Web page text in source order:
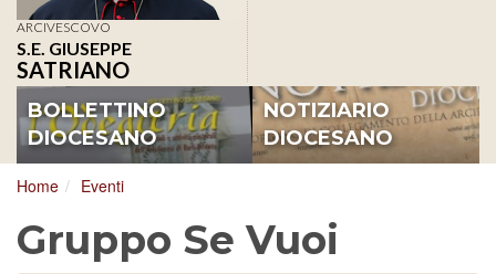
ARCIVESCOVO
S.E. GIUSEPPE
SATRIANO
BOLLETTINO
DIOCESANO
NOTIZIARIO
DIOCESANO
Home Eventi
Gruppo Se Vuoi